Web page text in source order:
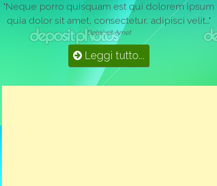
"Neque porro quisquam est qui dolorem ipsum
quia dolor sit amet, consectetur, adipisci velit..."
Dolor sit Amet
Leggi tutto...